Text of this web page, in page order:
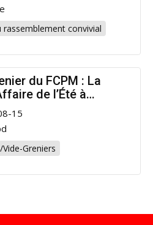
rassemblement convivial
du FCPM : La
de l’Été à
! 15
Greniers